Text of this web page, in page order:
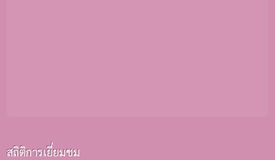
สถิติการเยี่ยมชม